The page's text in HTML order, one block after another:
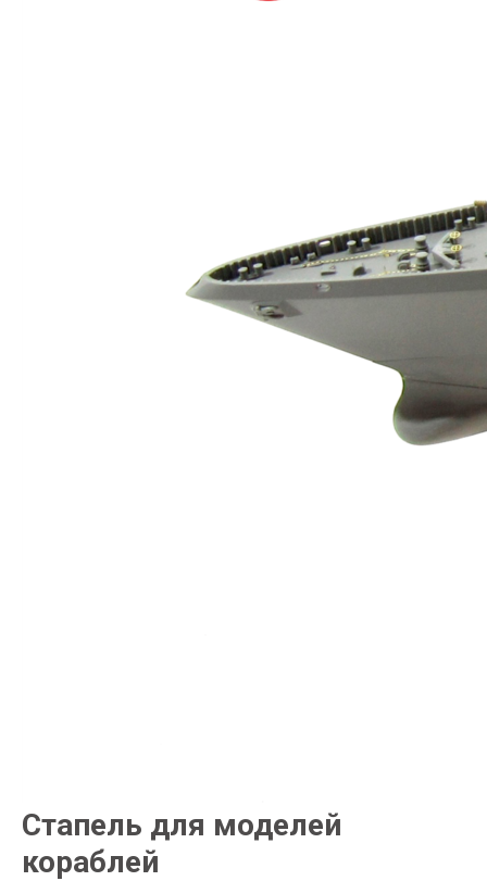
Стапель для моделей
кораблей